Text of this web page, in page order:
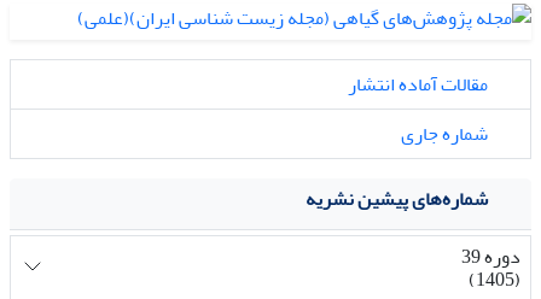
مقالات آماده انتشار
شماره جاری
شماره‌های پیشین نشریه
دوره 39
(1405)